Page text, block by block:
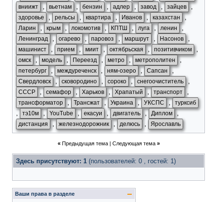
вниижт , вьетнам , бензин , адлер , завод , зайцев ,
здоровье , рельсы , квартира , Иванов , казахстан ,
Ларин , крым , локомотив , КПТШ , луга , ленин ,
Ленинград , огарево , паровоз , маршрут Насонов
машинист прием , миит , октябрьская , позитивчиком
омск , модель , Переезд метро , метрополитен ,
петербург , междуреченск ням-озеро , Сапсан ,
Свердловск , сковородино сороко , снегоочиститель
СССР , семафор , Харьков , Храпатый , транспорт
трансформатор , Трансжат , Украина , УКСПС , турксиб
, тэ10м , YouTube , екасуи , двигатель , Диплом ,
дистанция , железнодорожник , делюсь Ярославль
« Предыдущая тема| Следующая тема »
Здесь присутствуют: 1 (пользователей: 0 , гостей: 1)
Ваши права в разделе